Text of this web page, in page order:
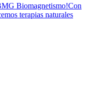
Biomagnetismo!Con
terapias naturales